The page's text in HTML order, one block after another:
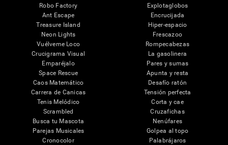
Robo Factory
Ant Escape
Treasure Island
Neon Lights
Vuélveme Loco
Crucigrama Visual
Emparéjalo
Space Rescue
Caos Matemático
Carrera de Canicas
Tenis Melódico
Scrambled
Busca tu Mascota
Parejas Musicales
Cronocolor
Explotaglobos
Encrucijada
Hiper-espacio
Frescazoo
Rompecabezas
La gasolinera
Pares y sumas
Apunta y resta
Desafío ratón
Tensión perfecta
Corta y cae
Cruzafichas
Nenúfares
Golpea al topo
Palabrájaros